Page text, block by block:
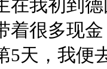
在我初到
着很多现
天，我便